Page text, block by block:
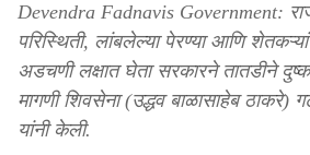
Devendra Fadnavis Government:
परिस्थिती, लांबलेल्या पेरण्या आणि
अडचणी लक्षात घेता सरकारने तातडीने
मागणी शिवसेना (उद्धव बाळासाहेब ठाकरे)
यांनी केली.